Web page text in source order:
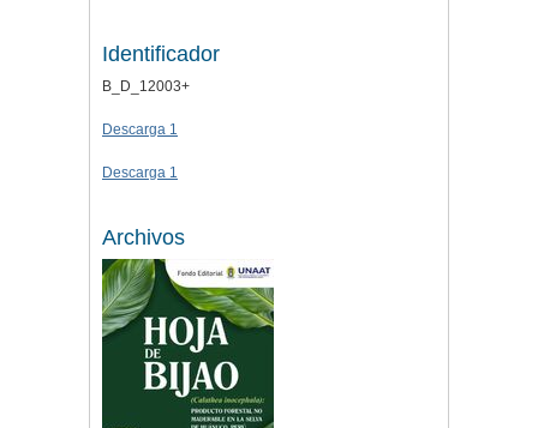
Identificador
B_D_12003+
Descarga 1
Descarga 1
Archivos